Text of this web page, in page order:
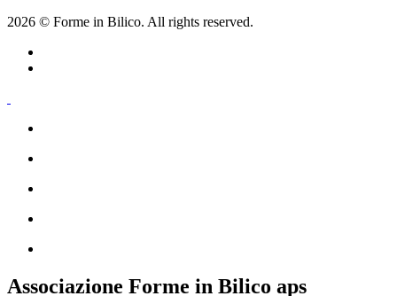
2026 © Forme in Bilico. All rights reserved.
Associazione Forme in Bilico aps